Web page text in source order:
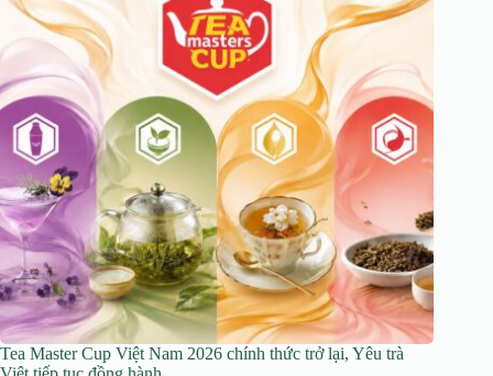
Tea Master Cup Việt Nam 2026 chính thức trở lại, Yêu trà